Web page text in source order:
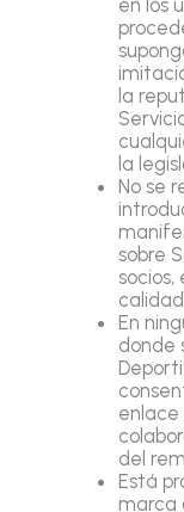
en los
la
la
No se
sobre
En
donde
del
Está
marca